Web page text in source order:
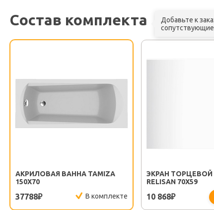
Состав комплекта
Добавьте к
АКРИЛОВАЯ ВАННА TAMIZA
150X70
37788₽ В комплекте
ЭКРАН
RELISAN 70X59
10 868₽